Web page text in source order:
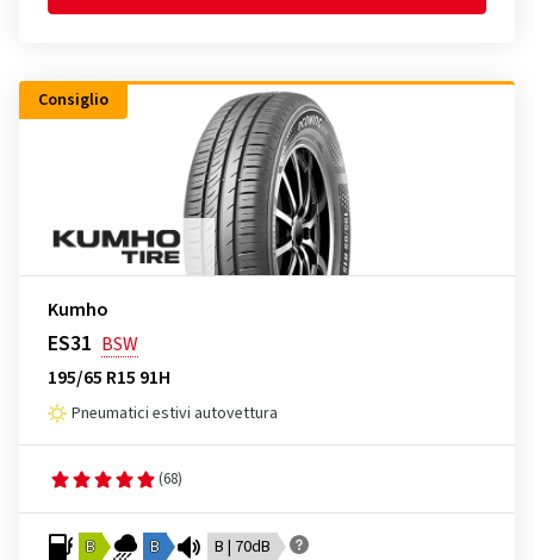
Consiglio
Kumho
ES31 BSW
195/65 R15 91H
Pneumatici estivi autovettura
(68)
B B B | 70dB